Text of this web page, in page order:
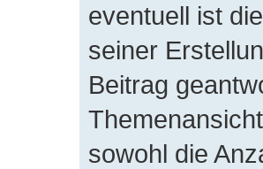
eventuell ist
seiner
Beitrag
sowohl die